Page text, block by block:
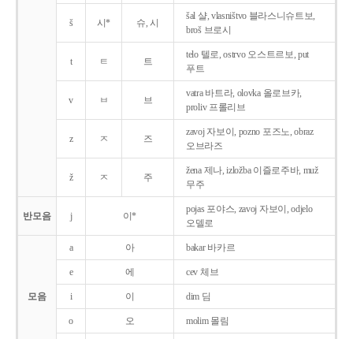
š 시* 슈, 시
šal 샬, vlasništvo 블라스니슈트보,
broš 브로시
t ㅌ 트
telo 텔로, ostrvo 오스트르보, put
푸트
v ㅂ 브
vatra 바트라, olovka 올로브카,
proliv 프롤리브
z ㅈ 즈
zavoj 자보이, pozno 포즈노, obraz
오브라즈
ž ㅈ 주
žena 제나, izložba 이즐로주바, muž
무주
반모음 j 이*
pojas 포야스, zavoj 자보이, odjelo
오델로
모음
a 아 bakar 바카르
e 에 cev 체브
i 이 dim 딤
o 오 molim 몰림